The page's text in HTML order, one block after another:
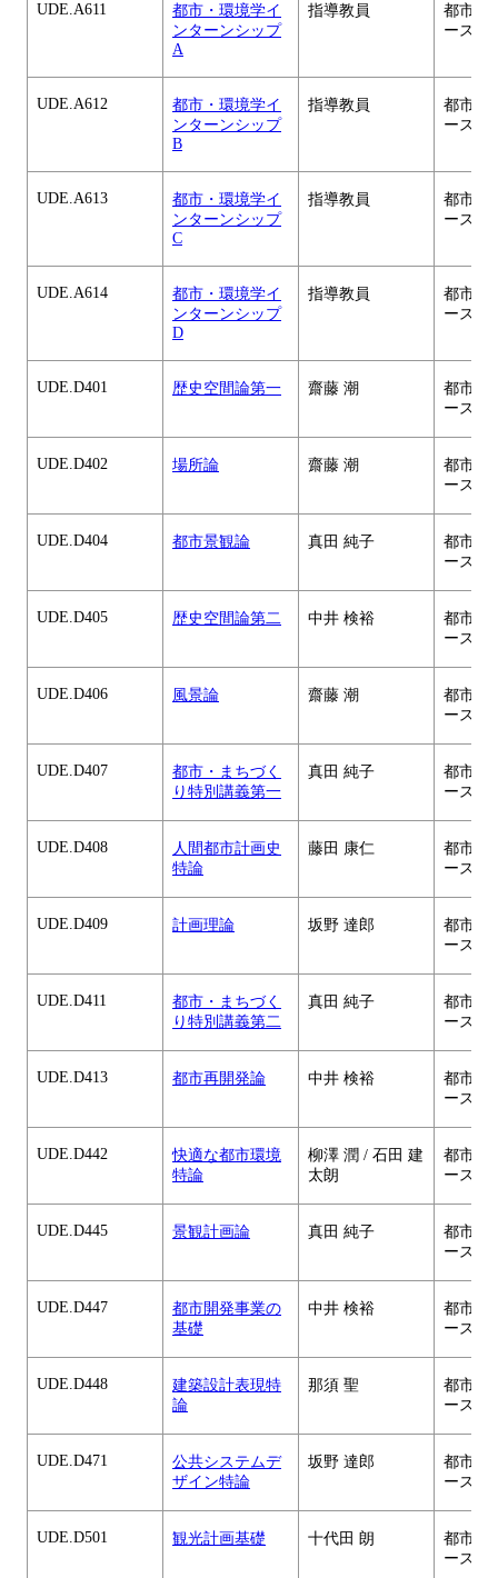
UDE.A611
都市・環境学イ
ンターンシップ
A
指導教員
都市・
ース
UDE.A612
都市・環境学イ
ンターンシップ
B
指導教員
都市・
ース
UDE.A613
都市・環境学イ
ンターンシップ
C
指導教員
都市・
ース
UDE.A614
都市・環境学イ
ンターンシップ
D
指導教員
都市・
ース
UDE.D401 歴史空間論第一 齋藤 潮
都市・
ース
UDE.D402 場所論 齋藤 潮
都市・
ース
UDE.D404 都市景観論 真田 純子
都市・
ース
UDE.D405 歴史空間論第二 中井 検裕
都市・
ース
UDE.D406 風景論 齋藤 潮
都市・
ース
UDE.D407
都市・まちづく
り特別講義第一
真田 純子
都市・
ース
UDE.D408
人間都市計画史
特論
藤田 康仁
都市・
ース
UDE.D409 計画理論 坂野 達郎
都市・
ース
UDE.D411
都市・まちづく
り特別講義第二
真田 純子
都市・
ース
UDE.D413 都市再開発論 中井 検裕
都市・
ース
UDE.D442
快適な都市環境
特論
柳澤 潤 / 石田 建
太朗
都市・
ース
UDE.D445 景観計画論 真田 純子
都市・
ース
UDE.D447
都市開発事業の
基礎
中井 検裕
都市・
ース
UDE.D448
建築設計表現特
論
那須 聖
都市・
ース
UDE.D471
公共システムデ
ザイン特論
坂野 達郎
都市・
ース
UDE.D501 観光計画基礎 十代田 朗
都市・
ース